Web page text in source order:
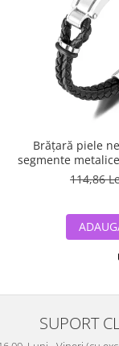
Brățară piele
segmente
între forță
114,86
SUPORT